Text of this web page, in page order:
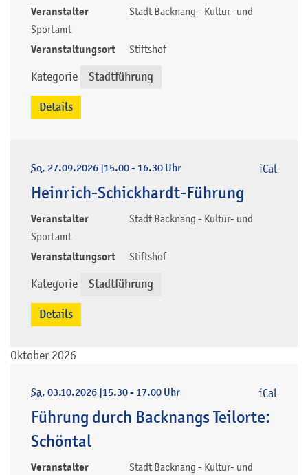
Veranstalter
Stadt Backnang - Kultur- und
Sportamt
Veranstaltungsort Stiftshof
Kategorie Stadtführung
Details
So, 27.09.2026 |15.00 - 16.30 Uhr
Heinrich-Schickhardt-Führung
Veranstalter
Stadt Backnang - Kultur- und
Sportamt
Veranstaltungsort Stiftshof
Kategorie Stadtführung
iCal
Details
Oktober 2026
Sa, 03.10.2026 |15.30 - 17.00 Uhr
Führung durch Backnangs Teilorte:
Schöntal
Veranstalter
Stadt Backnang - Kultur- und
iCal